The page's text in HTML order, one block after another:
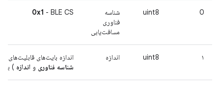
0
uint8
شناسه
فناوری
مسافت‌یابی
0x1 - BLE CS
۱ uint8 اندازه
اندازه بایت‌های قابلیت‌های BLE CS (شامل فیلدهای
شناسه فناوری و اندازه ) بر